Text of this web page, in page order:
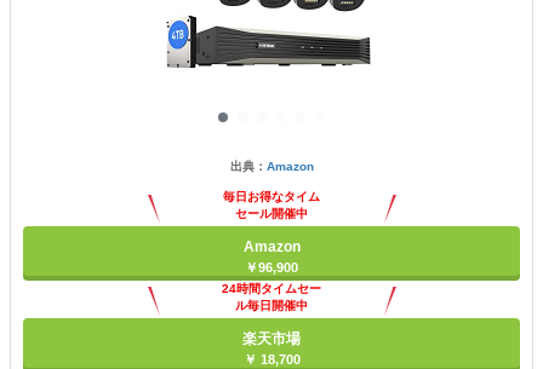
出典： Amazon
毎日お得なタイム
セール開催中
Amazon
￥96,900
24時間タイムセー
ル毎日開催中
楽天市場
￥ 18,700